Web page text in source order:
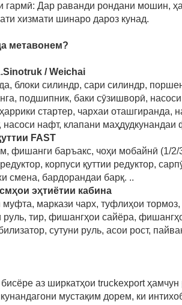
гармӣ: Дар раванди рондани мошин,
хизмати шинаро дароз кунад.
метавонем?
/ Weichai
блоки силиндр, сари силиндр,
подшипник, баки сӯзишворӣ,
стартер, чархаи оташгиранда,
насоси нафт, клапани
FAST
фишанги баръакс, чоҳи мобайнӣ (1/2/
корпуси қуттии редуктор,
смена, бардорандаи барқ. ..
эҳтиётии кабина
маркази чарх, туфлиҳои
руль, тир, фишангҳои сайёра,
сутуни руль, асои рост,
аз ширкатҳои truckexport
мустақим дорем, ки